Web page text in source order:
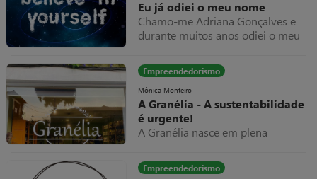
Eu já odiei o meu nome
Chamo-me Adriana Gonçalves e
durante muitos anos odiei o meu
Empreendedorismo
Mónica Monteiro
A Granélia - A sustentabilidade
é urgente!
A Granélia nasce em plena
uma forma alternativa de fazer
compras.
Empreendedorismo